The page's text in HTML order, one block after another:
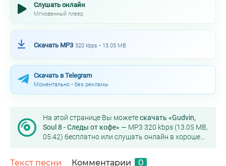
Слушать онлайн
Мгновенный плеер
Скачать MP3 320 kbps • 13.05 MB
Скачать в Telegram
Моментально • без рекламы
На этой странице Вы можетескачать «Gudvin,
Soul 8 - Следы от кофе» — MP3 320 kbps (13.05 MB,
05:42) бесплатно или слушать онлайн в хорошем
Текст песни Комментарии 0